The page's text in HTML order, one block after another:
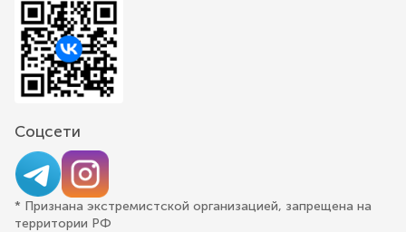
Соцсети
* Признана экстремистской организацией, запрещена на
территории РФ